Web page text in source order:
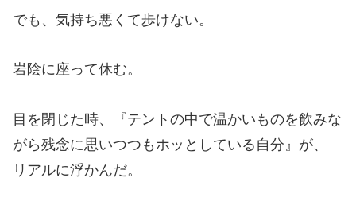
でも、気持ち悪くて歩けない。
岩陰に座って休む。
目を閉じた時、『テントの中で温かいものを飲みな
がら残念に思いつつもホッとしている自分』が、
リアルに浮かんだ。